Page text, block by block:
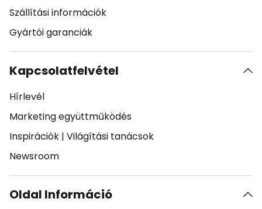
Szállítási információk
Gyártói garanciák
Kapcsolatfelvétel
Hírlevél
Marketing együttműködés
Inspirációk | Világítási tanácsok
Newsroom
Oldal Információ